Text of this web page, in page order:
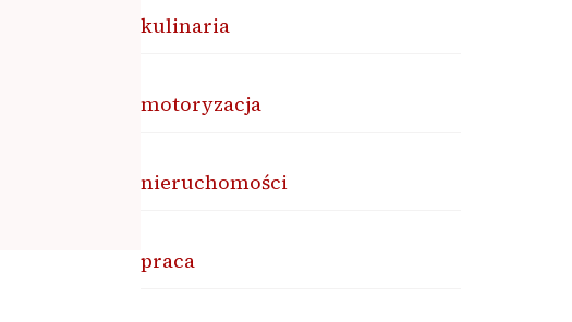
kulinaria
motoryzacja
nieruchomości
praca